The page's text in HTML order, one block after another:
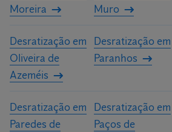
Moreira
Muro
Desratização em
Oliveira de
Azeméis
Desratização em
Paranhos
Desratização em
Paredes de
Desratização em
Paços de